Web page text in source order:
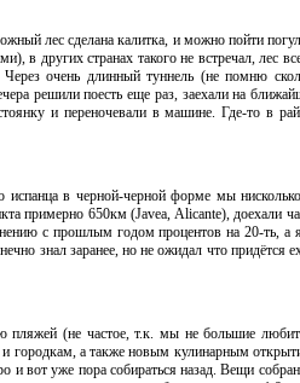
лес сделана калитка, и можно пойти
в других странах такого не встречал, лес
очень длинный туннель (не помню
решили поесть еще раз, заехали на
и переночевали в машине. Где-то в
испанца в черной-черной форме мы
примерно 650км (Javea, Alicante), доехали
с прошлым годом процентов на 20-ть, а
знал заранее, но не ожидал что придётся
(не частое, т.к. мы не большие
и городкам, а также новым кулинарным
и вот уже пора собираться назад. Вещи